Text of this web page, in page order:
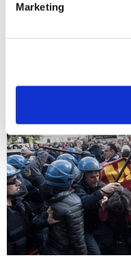
Marketing
mafia